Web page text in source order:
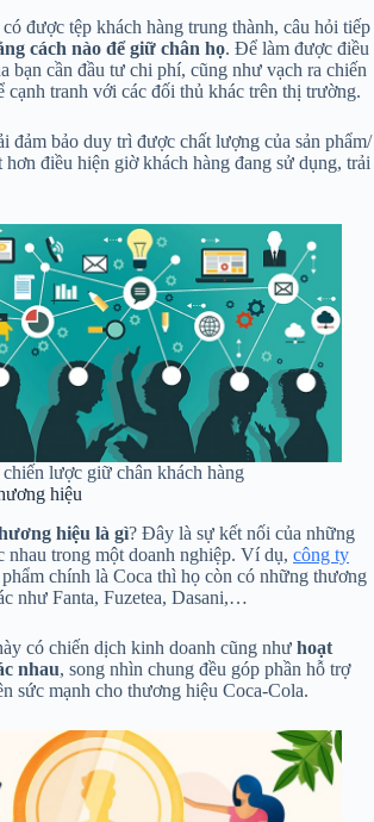
được tệp khách hàng trung thành, câu hỏi tiếp
cách nào để giữ chân họ. Để làm được điều
bạn cần đầu tư chi phí, cũng như vạch ra chiến
cạnh tranh với các đối thủ khác trên thị trường.
đảm bảo duy trì được chất lượng của sản phẩm/
điều hiện giờ khách hàng đang sử dụng, trải
lược giữ chân khách hàng
hiệu
hiệu là gì? Đây là sự kết nối của những
nhau trong một doanh nghiệp. Ví dụ, công ty
phẩm chính là Coca thì họ còn có những thương
như Fanta, Fuzetea, Dasani,…
có chiến dịch kinh doanh cũng như hoạt
nhau, song nhìn chung đều góp phần hỗ trợ
sức mạnh cho thương hiệu Coca-Cola.